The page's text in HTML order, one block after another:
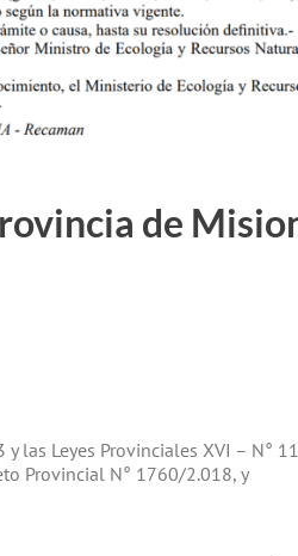
de
las Leyes Provinciales XVI – N°
Provincial N° 1760/2.018, y